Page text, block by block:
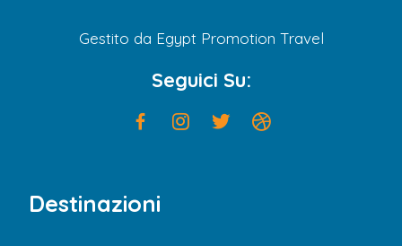
Gestito da Egypt Promotion Travel
Seguici Su:
Destinazioni